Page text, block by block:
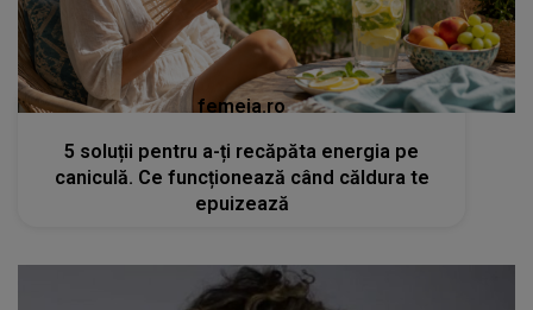
femeia.ro
5 soluții pentru a-ți recăpăta energia pe
caniculă. Ce funcționează când căldura te
epuizează